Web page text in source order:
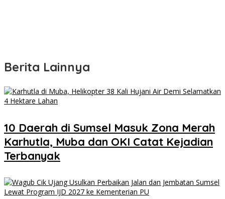
Berita Lainnya
10 Daerah di Sumsel Masuk Zona Merah
Karhutla, Muba dan OKI Catat Kejadian
Terbanyak